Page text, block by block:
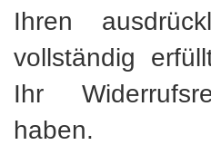
Ihren
vollständig
Ihr
haben.